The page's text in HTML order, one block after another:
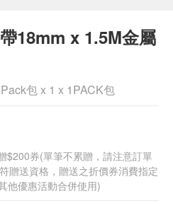
18mm x 1.5M金屬
包 x 1 x 1PACK包
$200券(單筆不累贈，請注意訂單
贈送資格，贈送之折價券消費指定
他優惠活動合併使用)